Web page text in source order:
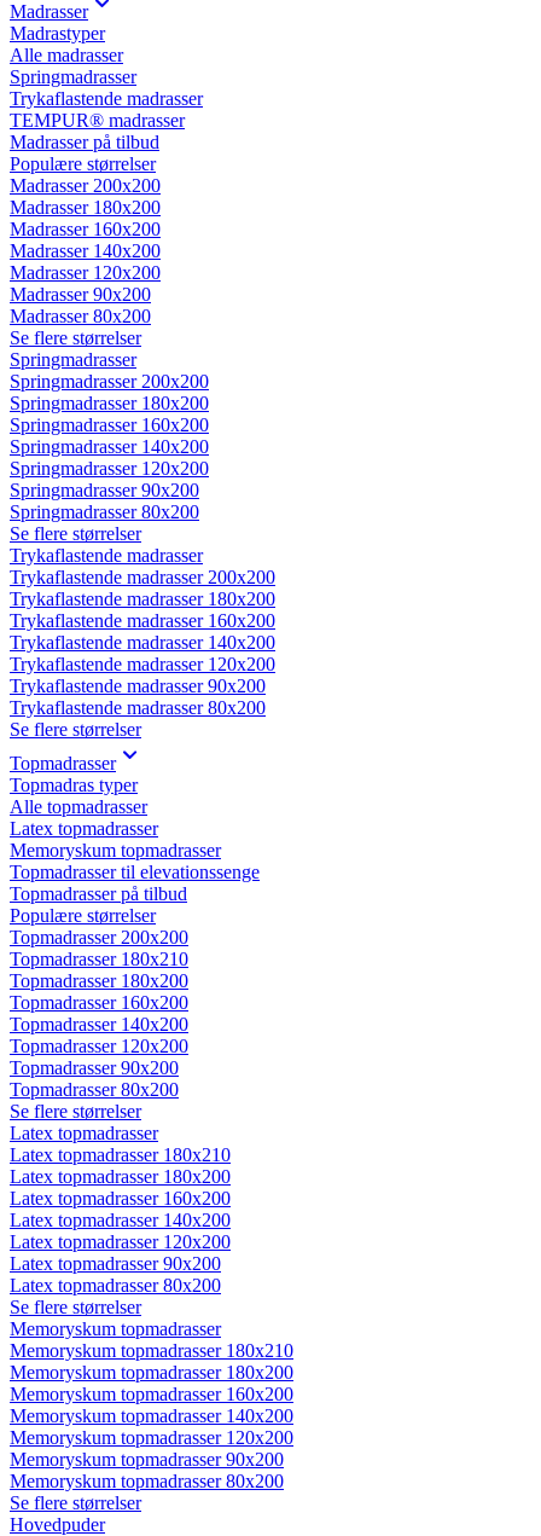
Madrasser
Madrastyper
Alle madrasser
Springmadrasser
Trykaflastende madrasser
TEMPUR® madrasser
Madrasser på tilbud
Populære størrelser
Madrasser 200x200
Madrasser 180x200
Madrasser 160x200
Madrasser 140x200
Madrasser 120x200
Madrasser 90x200
Madrasser 80x200
Se flere størrelser
Springmadrasser
Springmadrasser 200x200
Springmadrasser 180x200
Springmadrasser 160x200
Springmadrasser 140x200
Springmadrasser 120x200
Springmadrasser 90x200
Springmadrasser 80x200
Se flere størrelser
Trykaflastende madrasser
Trykaflastende madrasser 200x200
Trykaflastende madrasser 180x200
Trykaflastende madrasser 160x200
Trykaflastende madrasser 140x200
Trykaflastende madrasser 120x200
Trykaflastende madrasser 90x200
Trykaflastende madrasser 80x200
Se flere størrelser
Topmadrasser
Topmadras typer
Alle topmadrasser
Latex topmadrasser
Memoryskum topmadrasser
Topmadrasser til elevationssenge
Topmadrasser på tilbud
Populære størrelser
Topmadrasser 200x200
Topmadrasser 180x210
Topmadrasser 180x200
Topmadrasser 160x200
Topmadrasser 140x200
Topmadrasser 120x200
Topmadrasser 90x200
Topmadrasser 80x200
Se flere størrelser
Latex topmadrasser
Latex topmadrasser 180x210
Latex topmadrasser 180x200
Latex topmadrasser 160x200
Latex topmadrasser 140x200
Latex topmadrasser 120x200
Latex topmadrasser 90x200
Latex topmadrasser 80x200
Se flere størrelser
Memoryskum topmadrasser
Memoryskum topmadrasser 180x210
Memoryskum topmadrasser 180x200
Memoryskum topmadrasser 160x200
Memoryskum topmadrasser 140x200
Memoryskum topmadrasser 120x200
Memoryskum topmadrasser 90x200
Memoryskum topmadrasser 80x200
Se flere størrelser
Hovedpuder